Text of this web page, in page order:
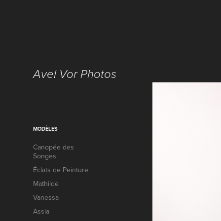
Avel Vor Photos
MODÈLES
Canopée des
Songes
Éclats de Peinture
Mathilde
Vanessa
Assia